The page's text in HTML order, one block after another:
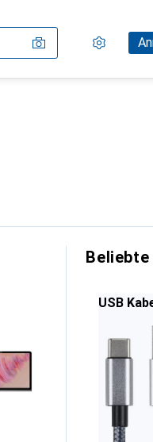
Merklisten
Warenkorb
USB